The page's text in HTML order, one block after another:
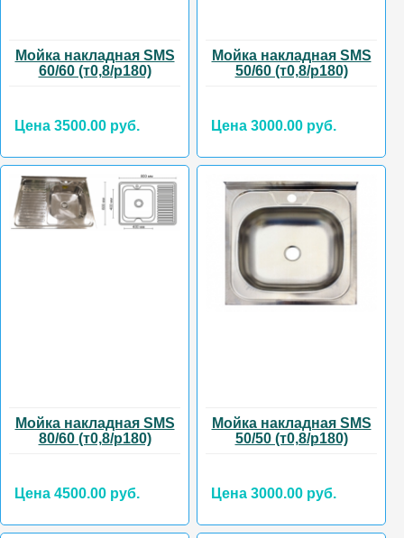
Мойка накладная SMS
60/60 (т0,8/р180)
Цена 3500.00 руб.
Мойка накладная SMS
50/60 (т0,8/р180)
Цена 3000.00 руб.
Мойка накладная SMS
80/60 (т0,8/р180)
Цена 4500.00 руб.
Мойка накладная SMS
50/50 (т0,8/р180)
Цена 3000.00 руб.